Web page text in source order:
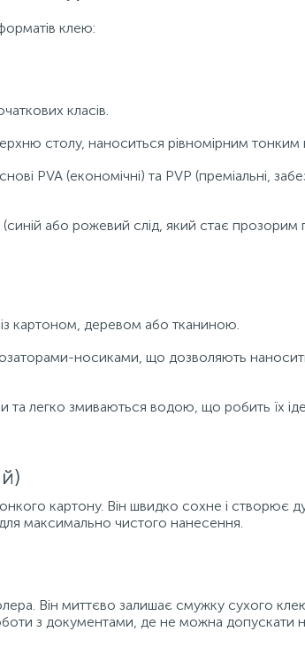
клею:
класів.
столу, наноситься рівномірним
PVA (економічні) та PVP (преміальні,
або рожевий слід, який стає прозорим
із картоном, деревом або тканиною.
носиками, що дозволяють
та легко змиваються водою, що робить їх
картону. Він швидко сохне і створює
максимально чистого нанесення.
Він миттєво залишає смужку сухого
з документами, де не можна допускати